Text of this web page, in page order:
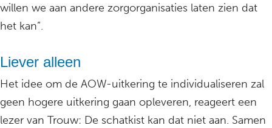
willen we aan andere zorgorganisaties laten zien dat
het kan”.
Liever alleen
Het idee om de AOW-uitkering te individualiseren zal
geen hogere uitkering gaan opleveren, reageert een
lezer van Trouw: De schatkist kan dat niet aan. Samen